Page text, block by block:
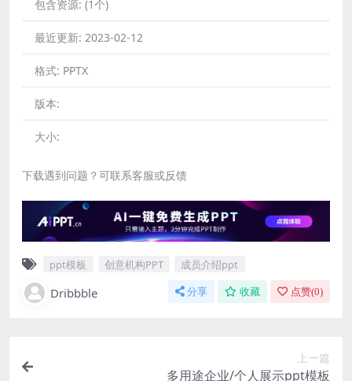
包含资源: (1个)
最近更新: 2023-02-12
格式: PPTX
版本:
大小:
下载遇到问题？可联系客服或反馈
ppt模板 创意机构PPT 成员介绍ppt
Dribbble 分享 收藏 点赞(0)
上一篇
多用途企业/个人展示ppt模板